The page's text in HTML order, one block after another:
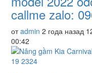
callme zalo:
отadmin 2 года назад
00:42